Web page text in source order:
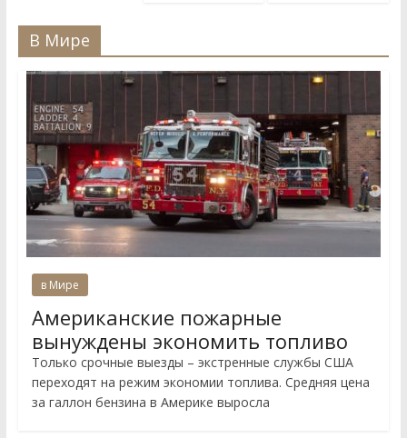
В Мире
в Мире
Американские пожарные
вынуждены экономить топливо
Только срочные выезды – экстренные службы США
переходят на режим экономии топлива. Средняя цена
за галлон бензина в Америке выросла